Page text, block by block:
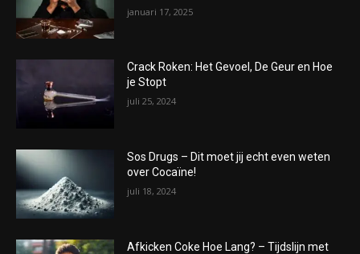
januari 17, 2025
Crack Roken: Het Gevoel, De Geur en Hoe
je Stopt
juli 25, 2024
Sos Drugs – Dit moet jij echt even weten
over Cocaïne!
juli 18, 2024
Afkicken Coke Hoe Lang? – Tijdslijn met